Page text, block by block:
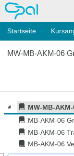
OPAL
Startseite
MW-MB-AKM-06
MW-MB-
MB-AKM-06
MB-AKM-06
MB-AKM-06